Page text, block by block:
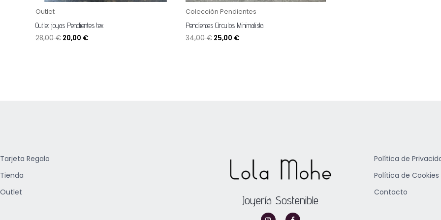
Outlet
Outlet joyas Pendientes tex
28,00€ 20,00 €
Colección Pendientes
Pendientes Círculos Minimalista
34,00€ 25,00 €
Tarjeta Regalo
Tienda
Outlet
Joyería Sostenible
I F
Política de
Política de Cookies
Contacto